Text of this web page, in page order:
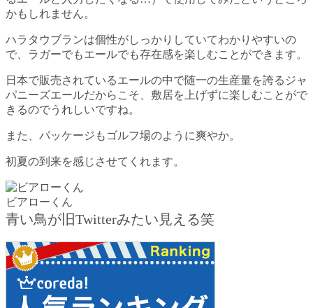
かもしれません。
ハラタウブランは個性がしっかりしていてわかりやすいの
で、ラガーでもエールでも存在感を楽しむことができます。
日本で販売されているエールの中で随一の生産量を誇るジャ
パニーズエールだからこそ、敷居を上げずに楽しむことがで
きるのでうれしいですね。
また、パッケージもゴルフ場のように爽やか。
初夏の到来を感じさせてくれます。
ビアローくん
青い鳥が旧Twitterみたい見える笑